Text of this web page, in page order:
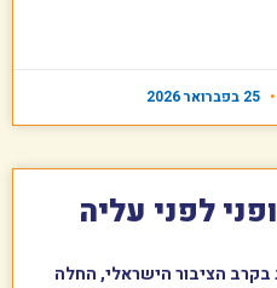
לפני עליה
הציבור הישראלי, החלה